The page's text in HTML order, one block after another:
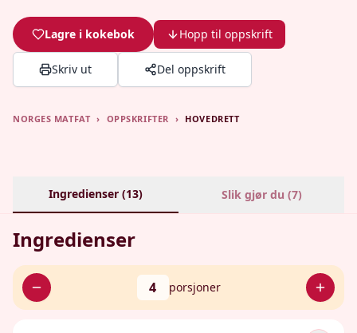
Lagre i kokebok Hopp til oppskrift
Skriv ut Del oppskrift
NORGES MATFAT › OPPSKRIFTER › HOVEDRETT
Ingredienser (13) Slik gjør du (7)
Ingredienser
4 porsjoner